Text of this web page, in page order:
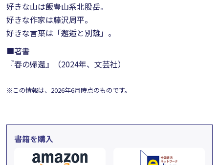
好きな山は飯豊山系北股岳。
好きな作家は藤沢周平。
好きな言葉は「邂逅と別離」。
■著書
『春の帰還』（2024年、文芸社）
※この情報は、2026年6月時点のものです。
書籍を購入